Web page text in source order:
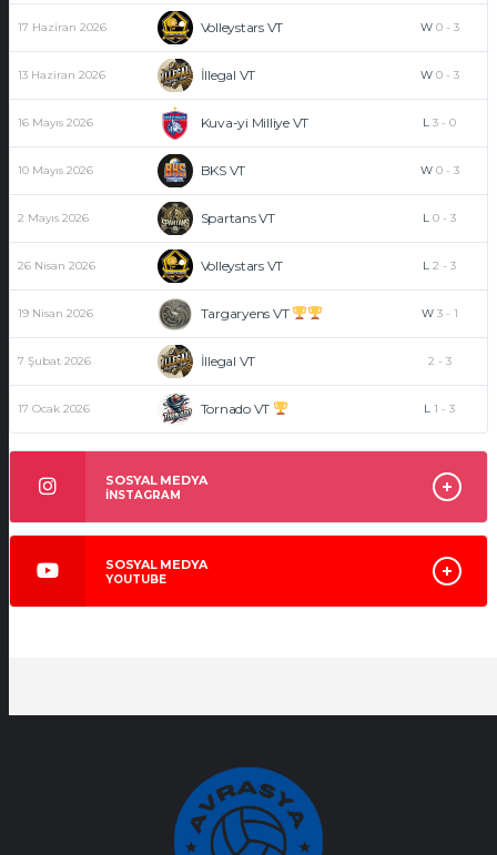
17 Haziran 2026 Volleystars VT W 0- 3
13 Haziran 2026 İllegal VT W 0- 3
16 Mayıs 2026 Kuva-yi Milliye VT L 3 - 0
10 Mayıs 2026 BKS VT W 0- 3
2 Mayıs 2026 Spartans VT L 0 - 3
26 Nisan 2026 Volleystars VT L 2 - 3
19 Nisan 2026 Targaryens VT W 3- 1
7 Şubat 2026 İllegal VT 2 - 3
17 Ocak 2026 Tornado VT L 1 - 3
SOSYAL MEDYA
İNSTAGRAM
SOSYAL MEDYA
YOUTUBE